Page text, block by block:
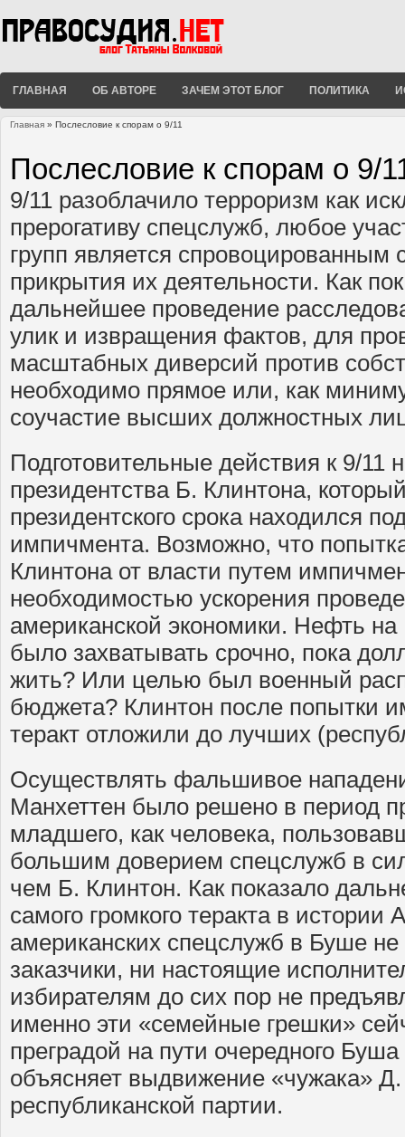
ГЛАВНАЯ ОБ АВТОРЕ ЗАЧЕМ ЭТОТ БЛОГ ПОЛИТИКА
Главная » Послесловие к спорам о 9/11
Послесловие к спорам о 9/
9/11 разоблачило терроризм как
прерогативу спецслужб, любое
групп является спровоцированным
прикрытия их деятельности. Как
дальнейшее проведение
улик и извращения фактов, для
масштабных диверсий против
необходимо прямое или, как
соучастие высших должностных
Подготовительные действия к 9/11
президентства Б. Клинтона,
президентского срока находился
импичмента. Возможно, что
Клинтона от власти путем
необходимостью ускорения
американской экономики. Нефть
было захватывать срочно, пока
жить? Или целью был военный
бюджета? Клинтон после попытки
теракт отложили до лучших
Осуществлять фальшивое
Манхеттен было решено в период
младшего, как человека,
большим доверием спецслужб в
чем Б. Клинтон. Как показало
самого громкого теракта в
американских спецслужб в Буше
заказчики, ни настоящие
избирателям до сих пор не
именно эти «семейные грешки»
преградой на пути очередного
объясняет выдвижение «чужака»
республиканской партии.